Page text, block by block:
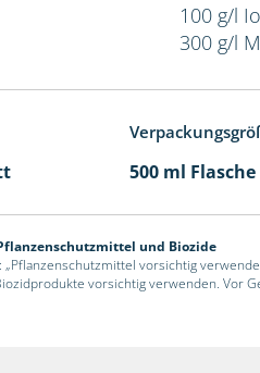
100 g/l
300 g/l
500 ml Flasche
und Biozide
„Pflanzenschutzmittel vorsichtig
vorsichtig verwenden. Vor